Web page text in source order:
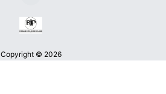
Copyright © 2026
Berita Jatim Pos™